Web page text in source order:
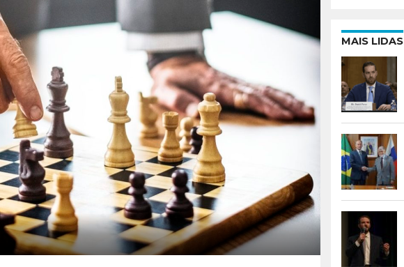
MAIS LIDAS